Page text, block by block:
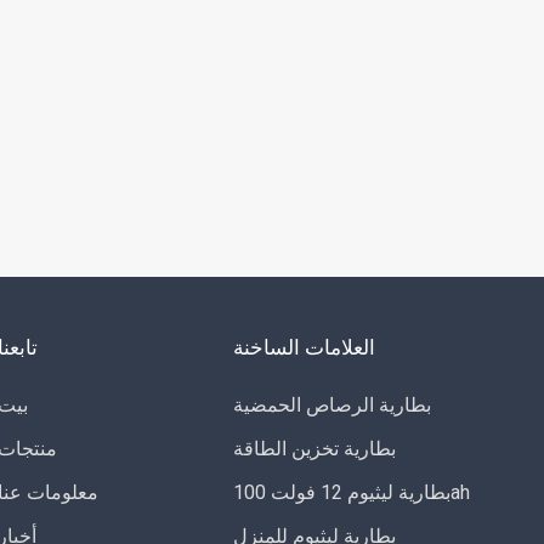
معلومات
العلامات الساخنة
بطارية الرصاص الحمضية
بطارية تخزين الطاقة
بطارية ليثيوم 12 فولت 100ah
بطارية ليثيوم للمنزل